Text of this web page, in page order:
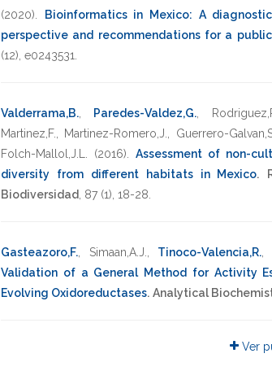
(2020)
Bioinformatics in Mexico: A
perspective and recommendations for a
(12), e0243531
Valderrama,B. Paredes-Valdez,G.
Martinez,F.
Martinez-Romero,J. Guerrero-
Folch-Mallol,J.L.
(2016)
Assessment of non-
diversity from different habitats in Mexico.
Biodiversidad
87 (1), 18-28
Gasteazoro,F. Simaan,A.J. Tinoco-Valencia,R.
Validation of a General Method for Activity
Evolving Oxidoreductases. Analytical
Ver